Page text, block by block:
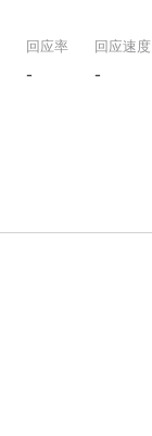
回应率
-
回应速度
-